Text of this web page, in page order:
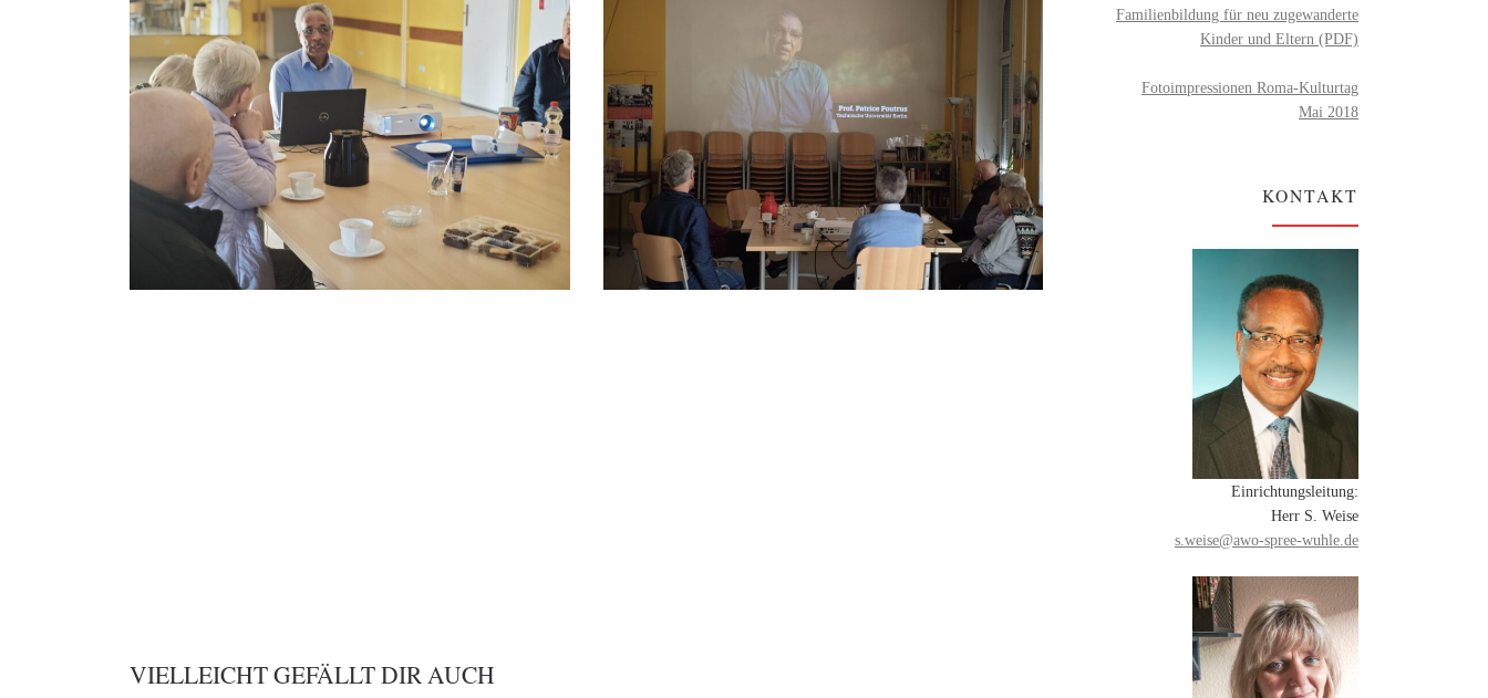
VIELLEICHT GEFÄLLT DIR AUCH
Familienbildung für neu zugewanderte
Kinder und Eltern (PDF)
Fotoimpressionen Roma-Kulturtag
Mai 2018
KONTAKT
Einrichtungsleitung:
Herr S. Weise
s.weise@awo-spree-wuhle.de